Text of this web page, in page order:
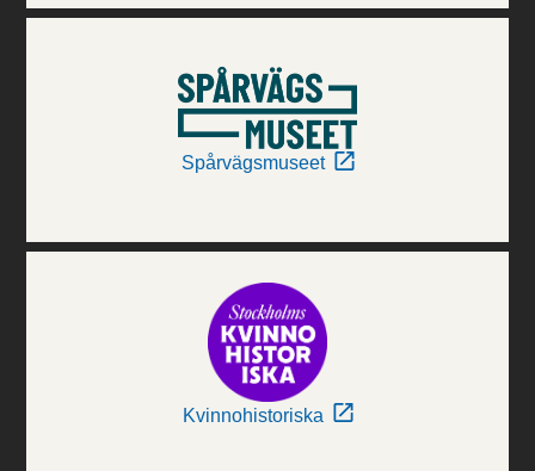
Spårvägsmuseet
Kvinnohistoriska